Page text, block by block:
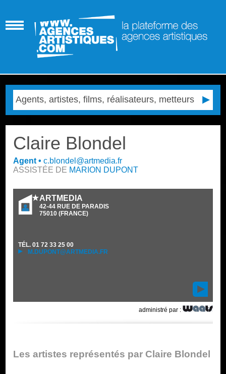
Claire Blondel
Agent •c.blondel@artmedia.fr
ASSISTÉE DE MARION DUPONT
ARTMEDIA
42-44 RUE DE PARADIS
75010 (FRANCE)
TÉL.01 72 33 25 00
M.DUPONT@ARTMEDIA.FR
administré par :
Les artistes représentés par Claire Blondel